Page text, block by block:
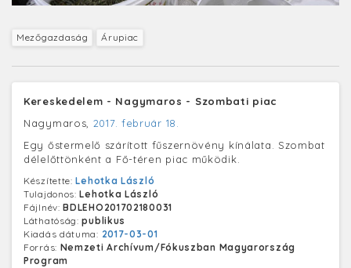
Mezőgazdaság Árupiac
Kereskedelem - Nagymaros - Szombati piac
Nagymaros, 2017. február 18.
Egy őstermelő szárított fűszernövény kínálata. Szombat
délelőttönként a Fő-téren piac működik.
Készítette:Lehotka László
Tulajdonos:Lehotka László
Fájlnév:BDLEHO201702180031
Láthatóság:publikus
Kiadás dátuma: 2017-03-01
Forrás: Nemzeti Archívum/Fókuszban Magyarország
Program